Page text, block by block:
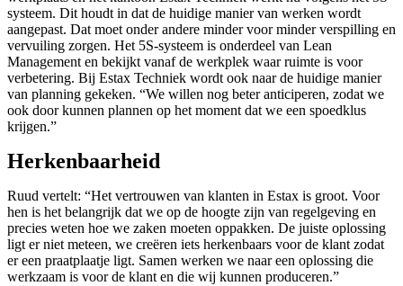
systeem. Dit houdt in dat de huidige manier van werken wordt
aangepast. Dat moet onder andere minder voor minder verspilling en
vervuiling zorgen. Het 5S-systeem is onderdeel van Lean
Management en bekijkt vanaf de werkplek waar ruimte is voor
verbetering. Bij Estax Techniek wordt ook naar de huidige manier
van planning gekeken. “We willen nog beter anticiperen, zodat we
ook door kunnen plannen op het moment dat we een spoedklus
krijgen.”
Herkenbaarheid
Ruud vertelt: “Het vertrouwen van klanten in Estax is groot. Voor
hen is het belangrijk dat we op de hoogte zijn van regelgeving en
precies weten hoe we zaken moeten oppakken. De juiste oplossing
ligt er niet meteen, we creëren iets herkenbaars voor de klant zodat
er een praatplaatje ligt. Samen werken we naar een oplossing die
werkzaam is voor de klant en die wij kunnen produceren.”